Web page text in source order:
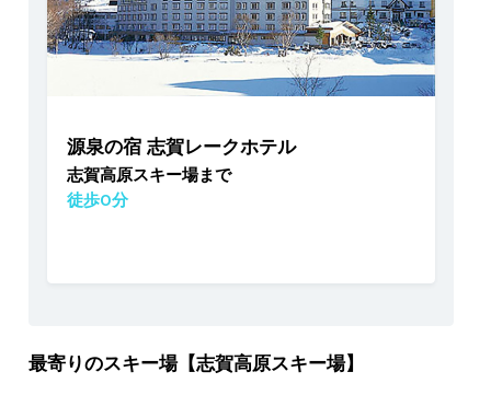
源泉の宿 志賀レークホテル
志賀高原スキー場まで
徒歩0分
最寄りのスキー場【志賀高原スキー場】